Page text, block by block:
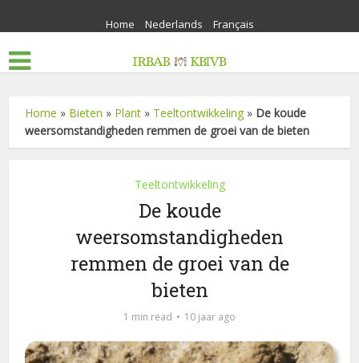
Home Nederlands Français
Home » Bieten » Plant » Teeltontwikkeling » De koude
weersomstandigheden remmen de groei van de bieten
Teeltontwikkeling
De koude
weersomstandigheden
remmen de groei van de
bieten
1 min read 10 jaar ago